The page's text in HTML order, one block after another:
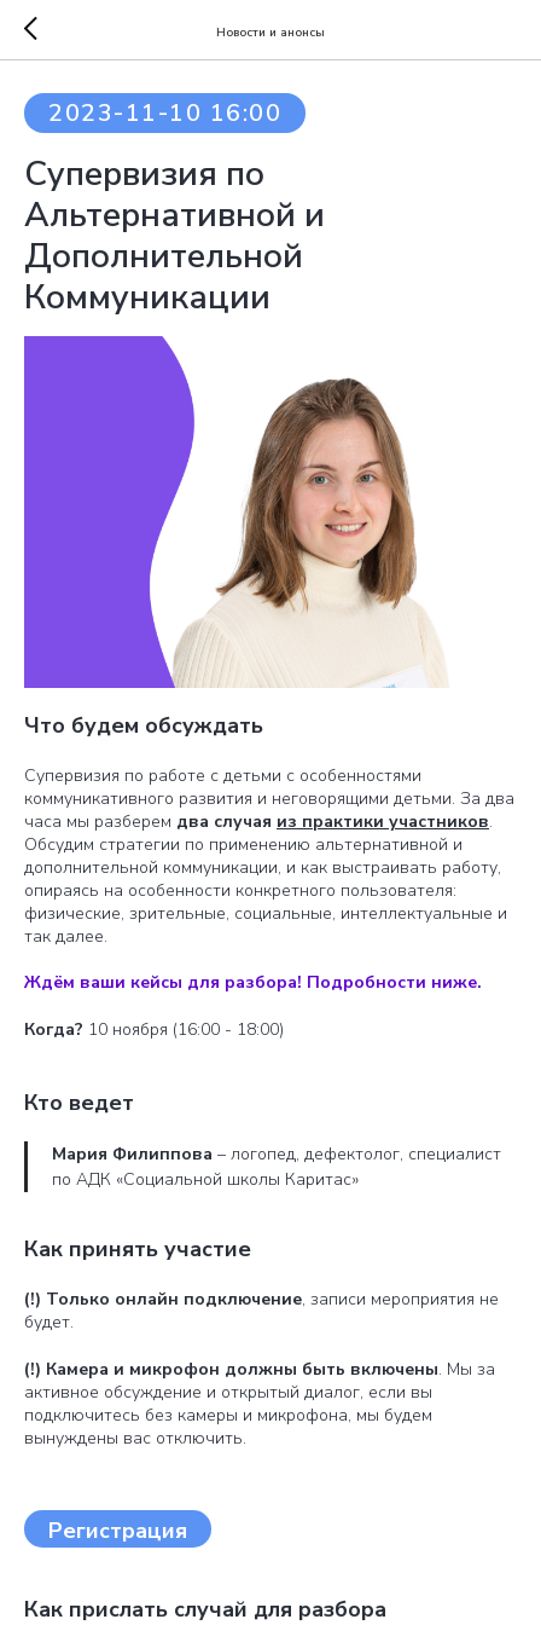
Новости и анонсы
2023-11-10 16:00
Супервизия по
Альтернативной и
Дополнительной
Коммуникации
Что будем обсуждать
Супервизия по работе с детьми с особенностями
коммуникативного развития и неговорящими детьми. За два
часа мы разберем два случая из практики участников.
Обсудим стратегии по применению альтернативной и
дополнительной коммуникации, и как выстраивать работу,
опираясь на особенности конкретного пользователя:
физические, зрительные, социальные, интеллектуальные и
так далее.
Ждём ваши кейсы для разбора! Подробности ниже.
Когда? 10 ноября (16:00 - 18:00)
Кто ведет
Мария Филиппова – логопед, дефектолог, специалист
по АДК «Социальной школы Каритас»
Как принять участие
(!) Только онлайн подключение, записи мероприятия не
будет.
(!) Камера и микрофон должны быть включены. Мы за
активное обсуждение и открытый диалог, если вы
подключитесь без камеры и микрофона, мы будем
вынуждены вас отключить.
Регистрация
Как прислать случай для разбора